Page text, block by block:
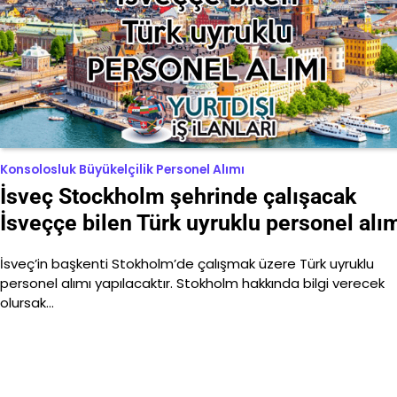
Konsolosluk Büyükelçilik Personel Alımı
İsveç Stockholm şehrinde çalışacak
İsveççe bilen Türk uyruklu personel
İsveç’in başkenti Stokholm’de çalışmak üzere Türk uyruklu
personel alımı yapılacaktır. Stokholm hakkında bilgi verecek
olursak…